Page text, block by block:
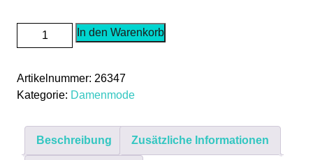
Damen
Hohe
Unterhose
Spitze
Reizwäsche
Grau
In den Warenkorb
Artikelnummer: 26347
Kategorie: Damenmode
Beschreibung Zusätzliche Informationen